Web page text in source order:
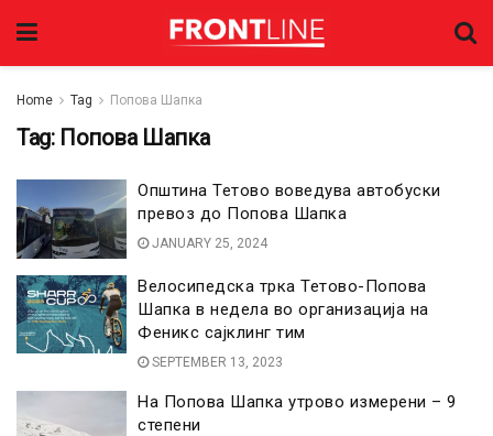
Home Tag Попова Шапка
Tag: Попова Шапка
Општина Тетово воведува автобуски
превоз до Попова Шапка
JANUARY 25, 2024
Велосипедска трка Тетово-Попова
Шапка в недела во организација на
Феникс сајклинг тим
SEPTEMBER 13, 2023
На Попова Шапка утрово измерени – 9
степени